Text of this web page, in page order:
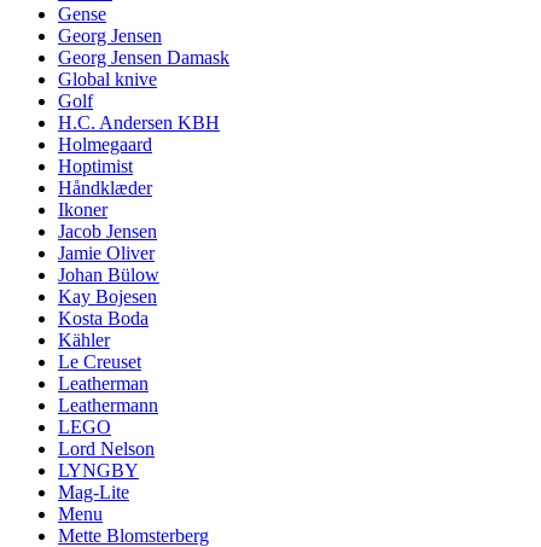
Gense
Georg Jensen
Georg Jensen Damask
Global knive
Golf
H.C. Andersen KBH
Holmegaard
Hoptimist
Håndklæder
Ikoner
Jacob Jensen
Jamie Oliver
Johan Bülow
Kay Bojesen
Kosta Boda
Kähler
Le Creuset
Leatherman
Leathermann
LEGO
Lord Nelson
LYNGBY
Mag-Lite
Menu
Mette Blomsterberg